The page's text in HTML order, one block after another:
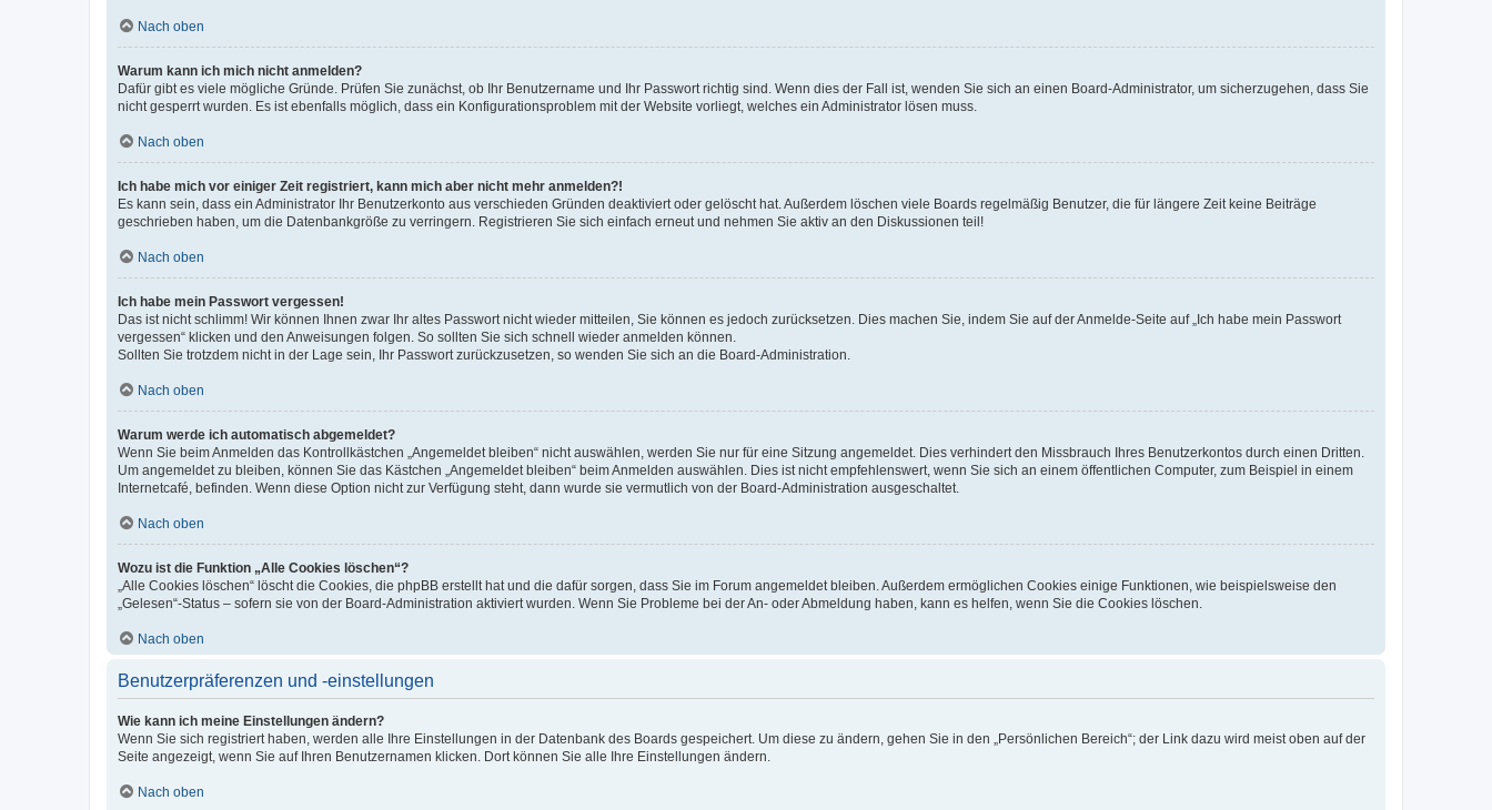
Nach oben
Warum kann ich mich nicht anmelden?
Dafür gibt es viele mögliche Gründe. Prüfen Sie zunächst, ob Ihr Benutzername und Ihr Passwort richtig sind. Wenn dies der Fall ist, wenden Sie sich an einen Board-Administrator, um sicherzugehen, dass Sie
nicht gesperrt wurden. Es ist ebenfalls möglich, dass ein Konfigurationsproblem mit der Website vorliegt, welches ein Administrator lösen muss.
Nach oben
Ich habe mich vor einiger Zeit registriert, kann mich aber nicht mehr anmelden?!
Es kann sein, dass ein Administrator Ihr Benutzerkonto aus verschieden Gründen deaktiviert oder gelöscht hat. Außerdem löschen viele Boards regelmäßig Benutzer, die für längere Zeit keine Beiträge
geschrieben haben, um die Datenbankgröße zu verringern. Registrieren Sie sich einfach erneut und nehmen Sie aktiv an den Diskussionen teil!
Nach oben
Ich habe mein Passwort vergessen!
Das ist nicht schlimm! Wir können Ihnen zwar Ihr altes Passwort nicht wieder mitteilen, Sie können es jedoch zurücksetzen. Dies machen Sie, indem Sie auf der Anmelde-Seite auf „Ich habe mein Passwort
vergessen“ klicken und den Anweisungen folgen. So sollten Sie sich schnell wieder anmelden können.
Sollten Sie trotzdem nicht in der Lage sein, Ihr Passwort zurückzusetzen, so wenden Sie sich an die Board-Administration.
Nach oben
Warum werde ich automatisch abgemeldet?
Wenn Sie beim Anmelden das Kontrollkästchen „Angemeldet bleiben“ nicht auswählen, werden Sie nur für eine Sitzung angemeldet. Dies verhindert den Missbrauch Ihres Benutzerkontos durch einen Dritten.
Um angemeldet zu bleiben, können Sie das Kästchen „Angemeldet bleiben“ beim Anmelden auswählen. Dies ist nicht empfehlenswert, wenn Sie sich an einem öffentlichen Computer, zum Beispiel in einem
Internetcafé, befinden. Wenn diese Option nicht zur Verfügung steht, dann wurde sie vermutlich von der Board-Administration ausgeschaltet.
Nach oben
Wozu ist die Funktion „Alle Cookies löschen“?
„Alle Cookies löschen“ löscht die Cookies, die phpBB erstellt hat und die dafür sorgen, dass Sie im Forum angemeldet bleiben. Außerdem ermöglichen Cookies einige Funktionen, wie beispielsweise den
„Gelesen“-Status – sofern sie von der Board-Administration aktiviert wurden. Wenn Sie Probleme bei der An- oder Abmeldung haben, kann es helfen, wenn Sie die Cookies löschen.
Nach oben
Benutzerpräferenzen und -einstellungen
Wie kann ich meine Einstellungen ändern?
Wenn Sie sich registriert haben, werden alle Ihre Einstellungen in der Datenbank des Boards gespeichert. Um diese zu ändern, gehen Sie in den „Persönlichen Bereich“; der Link dazu wird meist oben auf der
Seite angezeigt, wenn Sie auf Ihren Benutzernamen klicken. Dort können Sie alle Ihre Einstellungen ändern.
Nach oben